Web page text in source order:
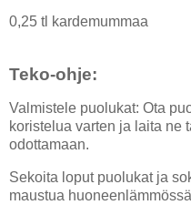
0,25 tl kardemummaa
Teko-ohje:
Valmistele puolukat: Ota
koristelua varten ja laita ne
odottamaan.
Sekoita loput puolukat ja
maustua